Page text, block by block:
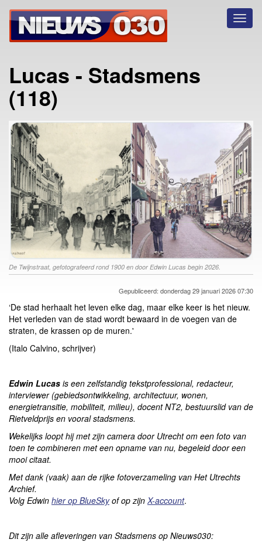
Lucas - Stadsmens
(118)
De Twijnstraat, gefotografeerd rond 1900 en door Edwin Lucas begin 2026.
Gepubliceerd: donderdag 29 januari 2026 07:30
‘De stad herhaalt het leven elke dag, maar elke keer is het nieuw.
Het verleden van de stad wordt bewaard in de voegen van de
straten, de krassen op de muren.'
(Italo Calvino, schrijver)
Edwin Lucas is een zelfstandig tekstprofessional, redacteur,
interviewer (gebiedsontwikkeling, architectuur, wonen,
energietransitie, mobiliteit, milieu), docent NT2, bestuurslid van de
Rietveldprijs en vooral stadsmens.
Wekelijks loopt hij met zijn camera door Utrecht om een foto van
toen te combineren met een opname van nu, begeleid door een
mooi citaat.
Met dank (vaak) aan de rijke fotoverzameling van Het Utrechts
Archief.
Volg Edwin hier op BlueSkyof op zijn X-account.
Dit zijn alle afleveringen van Stadsmens op Nieuws030: